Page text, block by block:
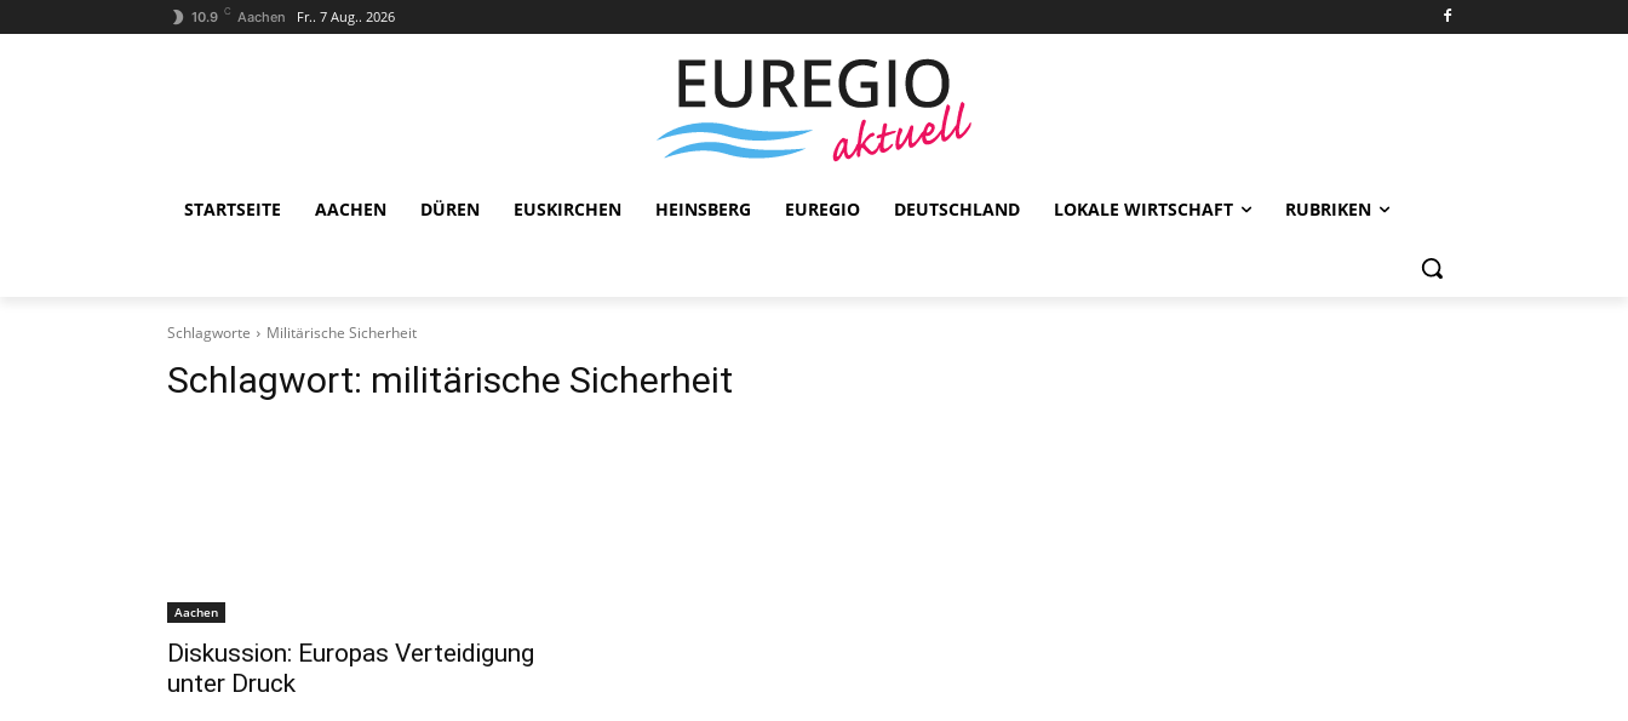
10.9 C Aachen Fr.. 7 Aug.. 2026
STARTSEITE AACHEN DÜREN EUSKIRCHEN HEINSBERG EUREGIO DEUTSCHLAND LOKALE WIRTSCHAFT RUBRIKEN
Schlagworte Militärische Sicherheit
Schlagwort: militärische Sicherheit
Aachen
Diskussion: Europas Verteidigung
unter Druck